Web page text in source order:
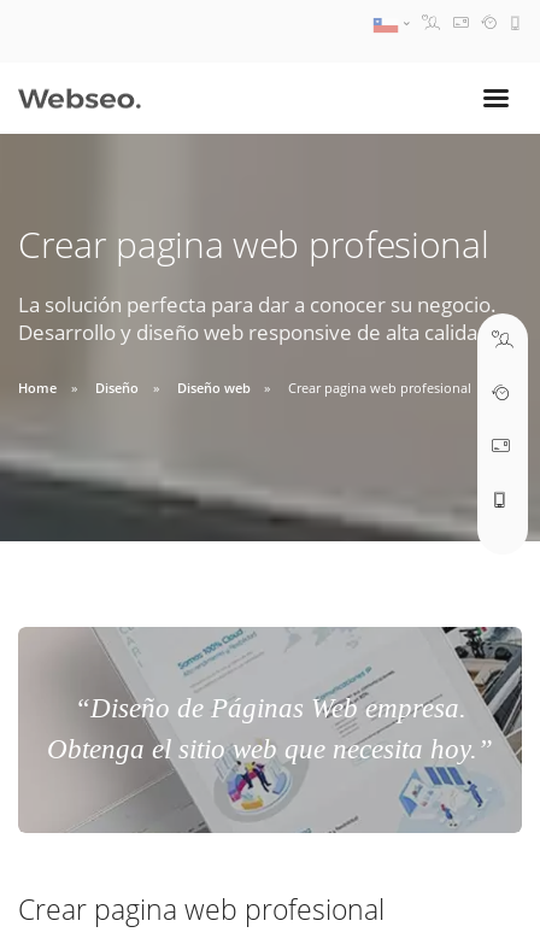
Crear pagina web profesional
La solución perfecta para dar a conocer su negocio.
Desarrollo y diseño web responsive de alta calidad.
Home Diseño Diseño web Crear pagina web profesional
“Diseño de Páginas Web empresa.
Obtenga el sitio web que necesita hoy.”
Crear pagina web profesional
09:30 AM A 18:30 PM
soporte@webseo.cl